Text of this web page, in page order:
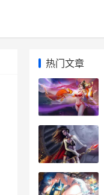
热门文章